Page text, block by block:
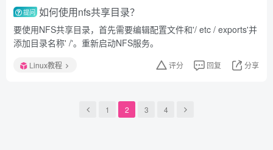
提问 如何使用nfs共享目录？
要使用NFS共享目录，首先需要编辑配置文件和'/ etc / exports'并
添加目录名称' /'。重新启动NFS服务。
Linux教程 评分 回复 分享
1 2 3 4